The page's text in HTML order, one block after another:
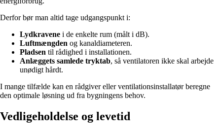
Derfor bør man altid tage udgangspunkt i:
Lydkravene i de enkelte rum (målt i dB).
Luftmængden og kanaldiameteren.
Pladsen til rådighed i installationen.
Anlæggets samlede tryktab, så ventilatoren ikke skal arbejde
unødigt hårdt.
I mange tilfælde kan en rådgiver eller ventilationsinstallatør beregne
den optimale løsning ud fra bygningens behov.
Vedligeholdelse og levetid